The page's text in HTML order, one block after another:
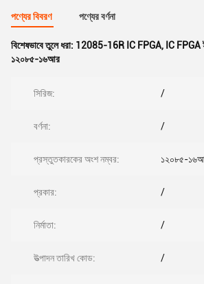
পণ্যের বিবরণ পণ্যের বর্ণনা
বিশেষভাবে তুলে ধরা: 12085-16R IC FPGA, IC FPGA
১২০৮৫-১৬আর
সিরিজ: /
বর্ণনা: /
প্রস্তুতকারকের অংশ নম্বর: ১২০৮৫-
প্রকার: /
নির্মাতা: /
উত্পাদন তারিখ কোড: /